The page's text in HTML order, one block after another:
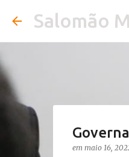
Salomão
em maio 16,